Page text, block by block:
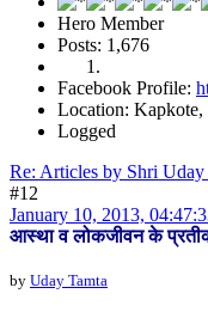
Hero Member
Posts: 1,676
Facebook Profile:
Location: Kapkote,
Logged
Re: Articles by Shri
#12
January 10, 2013,
आस्था व लोकजीवन के
by Uday Tamta